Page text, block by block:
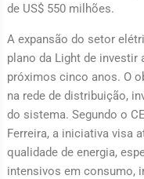
de US$ 550 milhões.
A expansão do setor
plano da Light de investir
próximos cinco anos. O
na rede de distribuição,
do sistema. Segundo o
Ferreira, a iniciativa visa
qualidade de energia,
intensivos em consumo,